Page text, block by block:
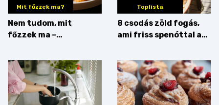
Mit főzzek ma?
Nem tudom, mit
főzzek ma –
camembert
Toplista
8 csodás zöld fogás,
ami friss spenóttal az